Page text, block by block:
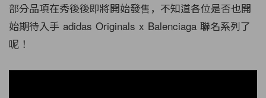
部分品項在秀後後即將開始發售，不知道各位是否也開
始期待入手 adidas Originals x Balenciaga 聯名系列了
呢！